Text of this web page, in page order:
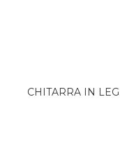
CHITARRA IN